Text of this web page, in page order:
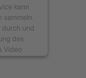
kann
durch und
des
Video